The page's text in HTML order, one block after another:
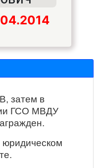
затем в
ГСО МВДУ